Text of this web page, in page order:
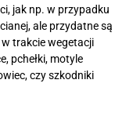
jak np. w przypadku
ale przydatne są
trakcie wegetacji
pchełki, motyle
czy szkodniki